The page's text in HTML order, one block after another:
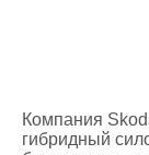
Компания
гибридный